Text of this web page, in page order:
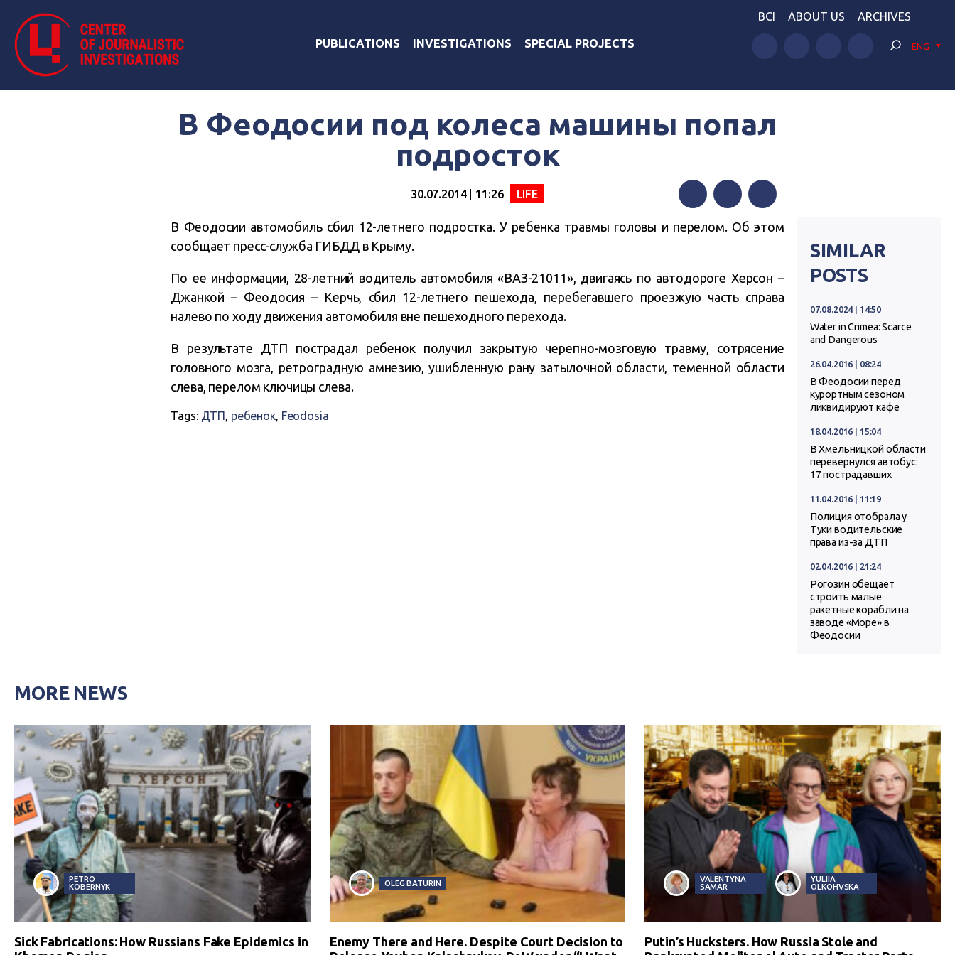
PUBLICATIONS INVESTIGATIONS SPECIAL PROJECTS
BCI ABOUT US ARCHIVES
ENG
В Феодосии под колеса машины попал
подросток
30.07.2014 | 11:26 LIFE
FacebookTwitter Telegram
В Феодосии автомобиль сбил 12-летнего подростка. У ребенка травмы головы и перелом. Об этом
сообщает пресс-служба ГИБДД в Крыму.
По ее информации, 28-летний водитель автомобиля «ВАЗ-21011», двигаясь по автодороге Херсон –
Джанкой – Феодосия – Керчь, сбил 12-летнего пешехода, перебегавшего проезжую часть справа
налево по ходу движения автомобиля вне пешеходного перехода.
В результате ДТП пострадал ребенок получил закрытую черепно-мозговую травму, сотрясение
головного мозга, ретроградную амнезию, ушибленную рану затылочной области, теменной области
слева, перелом ключицы слева.
Tags: ДТП, ребенок, Feodosia
SIMILAR
POSTS
07.08.2024 | 14:50
Water in Crimea: Scarce
and Dangerous
26.04.2016 | 08:24
В Феодосии перед
курортным сезоном
ликвидируют кафе
18.04.2016 | 15:04
В Хмельницкой области
перевернулся автобус:
17 пострадавших
11.04.2016 | 11:19
Полиция отобрала у
Туки водительские
права из-за ДТП
02.04.2016 | 21:24
Рогозин обещает
строить малые
ракетные корабли на
заводе «Море» в
Феодосии
MORE NEWS
PETRO
KOBERNYK
Sick Fabrications: How Russians Fake Epidemics in
OLEG BATURIN
Enemy There and Here. Despite Court Decision to
VALENTYNA
SAMAR
YULIIA
OLKOHVSKA
Putin’s Hucksters. How Russia Stole and